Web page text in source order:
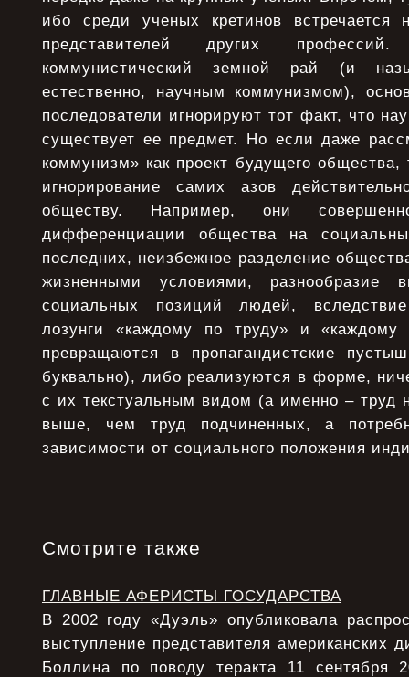
ибо среди ученых кретинов
представителей других
коммунистический земной рай (и
естественно, научным коммунизмом),
последователи игнорируют тот факт, что
существует ее предмет. Но если даже
коммунизм» как проект будущего
игнорирование самих азов
обществу. Например, они
дифференциации общества на
последних, неизбежное разделение
жизненными условиями, разнообразие
социальных позиций людей,
лозунги «каждому по труду» и «каждому
превращаются в пропагандистские
буквально), либо реализуются в форме,
с их текстуальным видом (а именно – труд
выше, чем труд подчиненных, а
зависимости от социального положения
Смотрите также
ГЛАВНЫЕ АФЕРИСТЫ ГОСУДАРСТВА
В 2002 году «Дуэль» опубликовала
выступление представителя американских
Боллина по поводу теракта 11